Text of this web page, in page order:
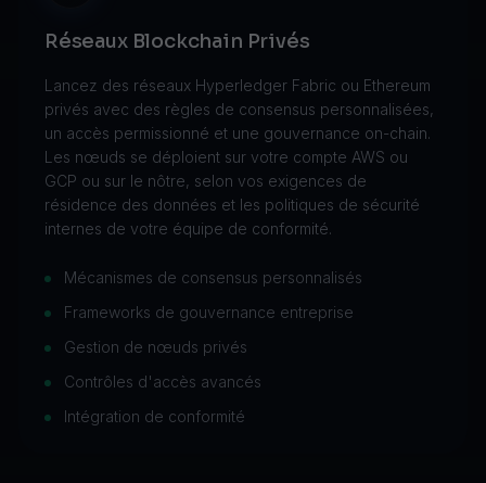
Réseaux Blockchain Privés
Lancez des réseaux Hyperledger Fabric ou Ethereum
privés avec des règles de consensus personnalisées,
un accès permissionné et une gouvernance on-chain.
Les nœuds se déploient sur votre compte AWS ou
GCP ou sur le nôtre, selon vos exigences de
résidence des données et les politiques de sécurité
internes de votre équipe de conformité.
Mécanismes de consensus personnalisés
Frameworks de gouvernance entreprise
Gestion de nœuds privés
Contrôles d'accès avancés
Intégration de conformité